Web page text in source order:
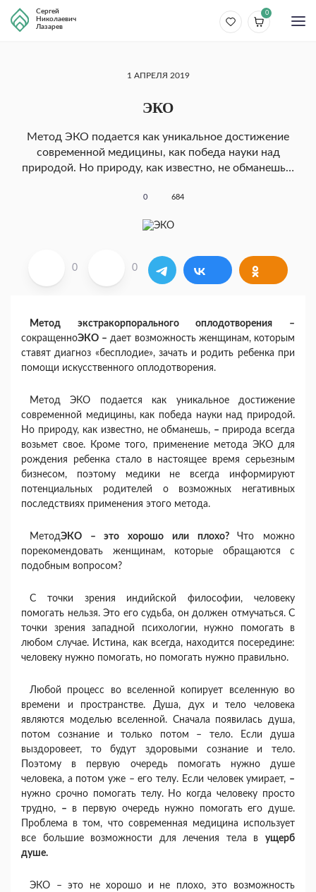
Сергей
Николаевич
Лазарев
0
1 АПРЕЛЯ 2019
ЭКО
Метод ЭКО подается как уникальное достижение
современной медицины, как победа науки над
природой. Но природу, как известно, не обманешь…
0 684
0 0
Метод экстракорпорального оплодотворения –
сокращенноЭКО – дает возможность женщинам, которым
ставят диагноз «бесплодие», зачать и родить ребенка при
помощи искусственного оплодотворения.
Метод ЭКО подается как уникальное достижение
современной медицины, как победа науки над природой.
Но природу, как известно, не обманешь, – природа всегда
возьмет свое. Кроме того, применение метода ЭКО для
рождения ребенка стало в настоящее время серьезным
бизнесом, поэтому медики не всегда информируют
потенциальных родителей о возможных негативных
последствиях применения этого метода.
МетодЭКО – это хорошо или плохо?Что можно
порекомендовать женщинам, которые обращаются с
подобным вопросом?
С точки зрения индийской философии, человеку
помогать нельзя. Это его судьба, он должен отмучаться. С
точки зрения западной психологии, нужно помогать в
любом случае. Истина, как всегда, находится посередине:
человеку нужно помогать, но помогать нужно правильно.
Любой процесс во вселенной копирует вселенную во
времени и пространстве. Душа, дух и тело человека
являются моделью вселенной. Сначала появилась душа,
потом сознание и только потом – тело. Если душа
выздоровеет, то будут здоровыми сознание и тело.
Поэтому в первую очередь помогать нужно душе
человека, а потом уже – его телу. Если человек умирает, –
нужно срочно помогать телу. Но когда человеку просто
трудно, – в первую очередь нужно помогать его душе.
Проблема в том, что современная медицина использует
все большие возможности для лечения тела в ущерб
душе.
ЭКО – это не хорошо и не плохо, это возможность